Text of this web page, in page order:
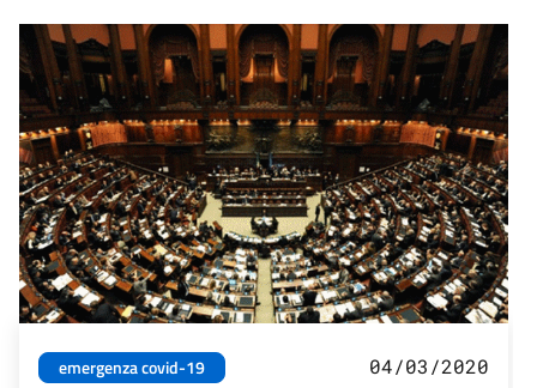
emergenza covid-19
04/03/2020